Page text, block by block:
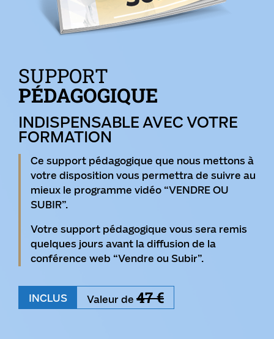
SUPPORT
PÉDAGOGIQUE
INDISPENSABLE AVEC VOTRE
FORMATION
Ce support pédagogique que nous mettons à
votre disposition vous permettra de suivre au
mieux le programme vidéo “VENDRE OU
SUBIR”.
Votre support pédagogique vous sera remis
quelques jours avant la diffusion de la
conférence web “Vendre ou Subir”.
INCLUS Valeur de 47€